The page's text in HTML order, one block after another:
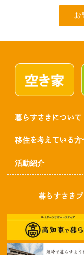
お
暮らすさきについて
移住を考えている方
活動紹介
暮らすさき